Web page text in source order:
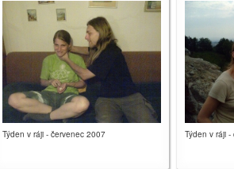
Týden v ráji - červenec 2007 Týden v ráji